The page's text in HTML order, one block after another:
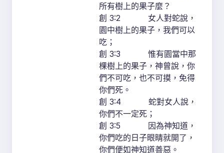
所有樹上的果子麼？
創 3:2 女人對蛇說，
園中樹上的果子，我們可以
吃；
創 3:3 惟有園當中那
棵樹上的果子，神曾說，你
們不可吃，也不可摸，免得
你們死。
創 3:4 蛇對女人說，
你們不一定死；
創 3:5 因為神知道，
你們吃的日子眼睛就開了，
你們便如神知道善惡。